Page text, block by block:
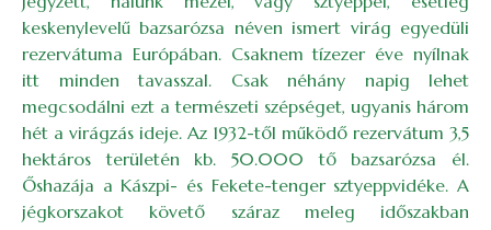
keskenylevelű bazsarózsa néven ismert virág egyedüli
rezervátuma Európában. Csaknem tízezer éve nyílnak
itt minden tavasszal. Csak néhány napig lehet
megcsodálni ezt a természeti szépséget, ugyanis három
hét a virágzás ideje. Az 1932-től működő rezervátum 3,5
hektáros területén kb. 50.000 tő bazsarózsa él.
Őshazája a Kászpi- és Fekete-tenger sztyeppvidéke. A
jégkorszakot követő száraz meleg időszakban